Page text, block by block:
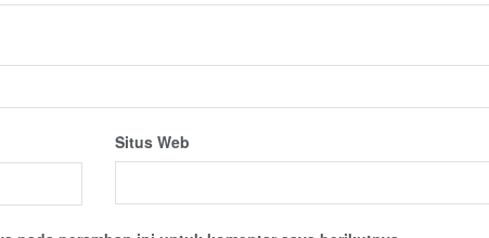
Situs Web